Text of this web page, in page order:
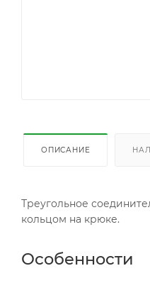
ОПИСАНИЕ
Треугольное
кольцом на крюке.
Особенности